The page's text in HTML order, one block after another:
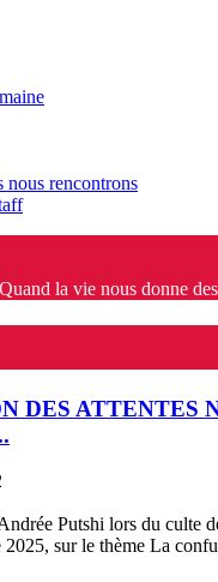
nous rencontrons
la vie nous donne
DES ATTENTES
Putshi lors du culte
sur le thème La